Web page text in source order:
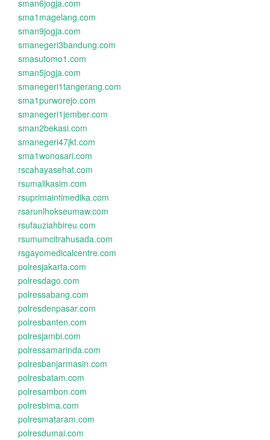
sman6jogja.com
sma1magelang.com
sman9jogja.com
smanegeri3bandung.com
smasutomo1.com
sman5jogja.com
smanegeri1tangerang.com
sma1purworejo.com
smanegeri1jember.com
sman2bekasi.com
smanegeri47jkt.com
sma1wonosari.com
rscahayasehat.com
rsumalikasim.com
rsuprimaintimedika.com
rsarunlhokseumaw.com
rsufauziahbireu.com
rsumumcitrahusada.com
rsgayomedicalcentre.com
polresjakarta.com
polresdago.com
polressabang.com
polresdenpasar.com
polresbanten.com
polresjambi.com
polressamarinda.com
polresbanjarmasin.com
polresbatam.com
polresambon.com
polresbima.com
polresmataram.com
polresdumai.com